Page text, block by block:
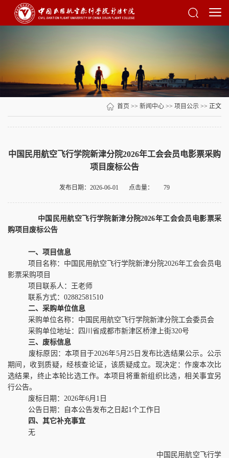
首页 >> 新闻中心 >> 项目公示 >> 正文
中国民用航空飞行学院新津分院2026年工会会员电影票采购
项目废标公告
发布日期：2026-06-01 点击量： 79
中国民用航空飞行学院新津分院2026年工会会员电影票采
购项目废标公告
一、项目信息
项目名称：中国民用航空飞行学院新津分院2026年工会会员电
影票采购项目
项目联系人：王老师
联系方式： 02882581510
二、采购单位信息
采购单位名称：中国民用航空飞行学院新津分院工会委员会
采购单位地址：四川省成都市新津区桥津上街320号
三、废标信息
废标原因：本项目于2026年5月 25 日发布比选结果公示。公示
期间，收到质疑，经核查论证，该质疑成立。现决定：作废本次比
选结果，终止本轮比选工作。本项目将重新组织比选，相关事宜另
行公告。
废标日期： 2026年6月 1 日
公告日期：自本公告发布之日起1个工作日
四、其它补充事宜
无
中国民用航空飞行学